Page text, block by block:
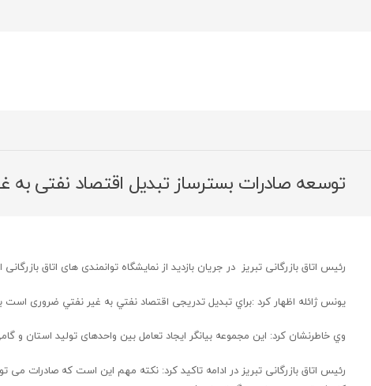
توسعه صادرات بسترساز تبدیل اقتصاد نفتی به
رئیس اتاق بازرگانی تبریز در جریان بازدید از نمایشگاه توانمندی های اتاق
یونس ژائله اظهار کرد :براي تبديل تدریجی اقتصاد نفتي به غير نفتي ضروری
وي خاطرنشان كرد: این مجموعه بیانگر ایجاد تعامل بین واحدهای تولید استان و
رئیس اتاق بازرگانی تبریز در ادامه تاکید کرد: نکته مهم این است که صادرات